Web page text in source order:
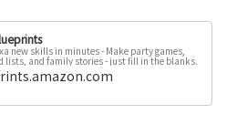
new skills in minutes - Make party games,
lists, and family stories - just fill in the blanks.